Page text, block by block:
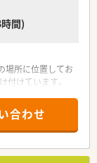
め、OTC販売を
間)
場所に位置してお
けています。
経験可能です。
の健康を支える
対応を実践しま
合わせ